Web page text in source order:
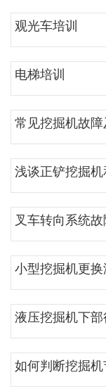
观光车培训
电梯培训
常见挖掘机故
浅谈正铲挖掘
叉车转向系统
小型挖掘机更
液压挖掘机下
如何判断挖掘